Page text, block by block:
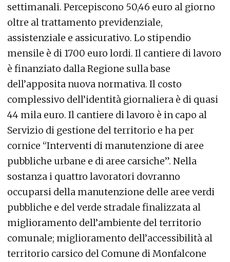
settimanali. Percepiscono 50,46 euro al giorno
oltre al trattamento previdenziale,
assistenziale e assicurativo. Lo stipendio
mensile è di 1700 euro lordi. Il cantiere di lavoro
è finanziato dalla Regione sulla base
dell’apposita nuova normativa. Il costo
complessivo dell’identità giornaliera è di quasi
44 mila euro. Il cantiere di lavoro è in capo al
Servizio di gestione del territorio e ha per
cornice “Interventi di manutenzione di aree
pubbliche urbane e di aree carsiche”. Nella
sostanza i quattro lavoratori dovranno
occuparsi della manutenzione delle aree verdi
pubbliche e del verde stradale finalizzata al
miglioramento dell’ambiente del territorio
comunale; miglioramento dell’accessibilità al
territorio carsico del Comune di Monfalcone